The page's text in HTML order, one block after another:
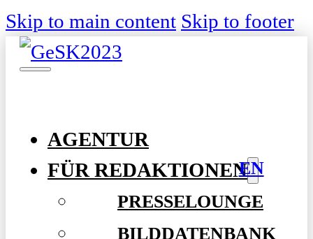
Skip to main content Skip to footer
AGENTUR
FÜR REDAKTIONEN
PRESSELOUNGE
BILDDATENBANK
EN